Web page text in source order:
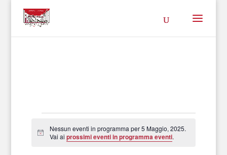
Eventi
Notice
Nessun eventi in programma per 5 Maggio, 2025.
Vai ai prossimi eventi in programma eventi.